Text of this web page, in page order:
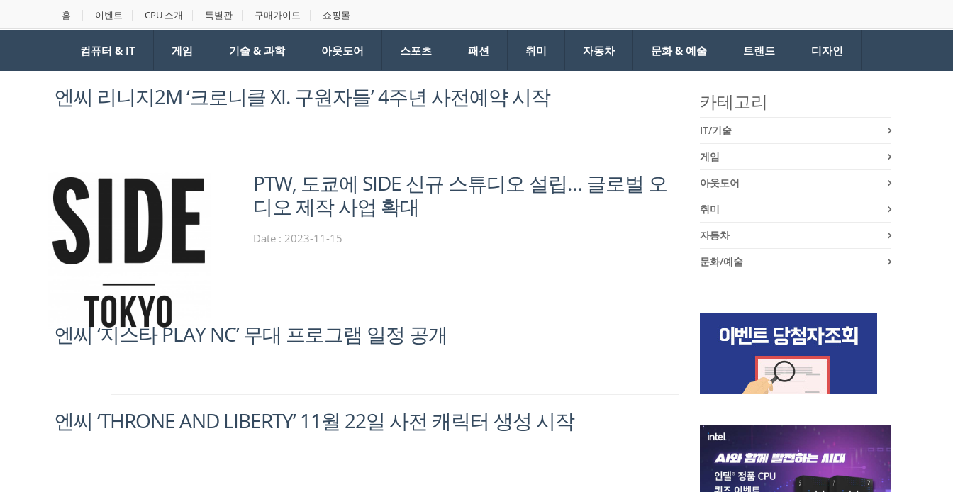
홈 이벤트 CPU 소개 특별관 구매가이드 쇼핑몰
컴퓨터 & IT 게임 기술 & 과학 아웃도어 스포츠 패션 취미 자동차 문화 & 예술 트랜드 디자인
엔씨 리니지2M ‘크로니클 XI. 구원자들’ 4주년 사전예약 시작
PTW, 도쿄에 SIDE 신규 스튜디오 설립… 글로벌 오
디오 제작 사업 확대
Date : 2023-11-15
엔씨 ‘지스타 PLAY NC’ 무대 프로그램 일정 공개
엔씨 ‘THRONE AND LIBERTY’ 11월 22일 사전 캐릭터 생성 시작
카테고리
IT/기술
게임
아웃도어
취미
자동차
문화/예술